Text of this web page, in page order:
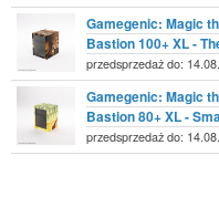
Gamegenic: Magic
Bastion 100+ XL -
przedsprzedaż do:
Gamegenic: Magic
Bastion 80+ XL -
przedsprzedaż do: